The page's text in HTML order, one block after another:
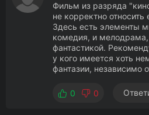
Фильм из разряда
не корректно
Здесь есть элементы
комедия, и
фантастикой.
у кого имеется хоть
фантазии, независимо
0 0